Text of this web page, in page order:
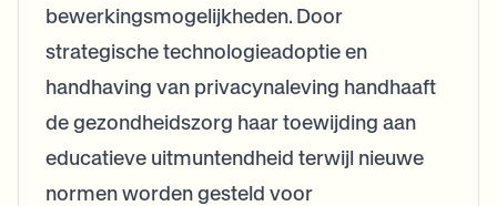
bewerkingsmogelijkheden. Door
strategische technologieadoptie en
handhaving van privacynaleving handhaaft
de gezondheidszorg haar toewijding aan
educatieve uitmuntendheid terwijl nieuwe
normen worden gesteld voor